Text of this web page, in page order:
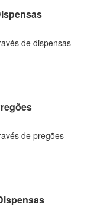
de dispensas
de pregões